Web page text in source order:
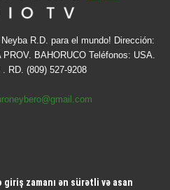
R.D. para el mundo! Dirección:
BAHORUCO Teléfonos: USA.
. RD. (809) 527-9208
giriş zamanı ən sürətli və asan